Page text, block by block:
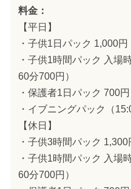
料金：
【平日】
・子供1日パック 1,000円
・子供1時間パック 入場
60分700円）
・保護者1日パック 700
・イブニングパック（
【休日】
・子供3時間パック 1,300
・子供1時間パック 入場
60分700円）